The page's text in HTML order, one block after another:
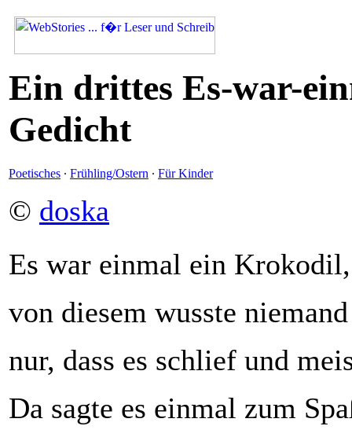
Ein drittes Es-war-
Gedicht
Poetisches · Frühling/Ostern · Für Kinder
© doska
Es war einmal ein Krokodil,
von diesem wusste
nur, dass es schlief und
Da sagte es einmal zum